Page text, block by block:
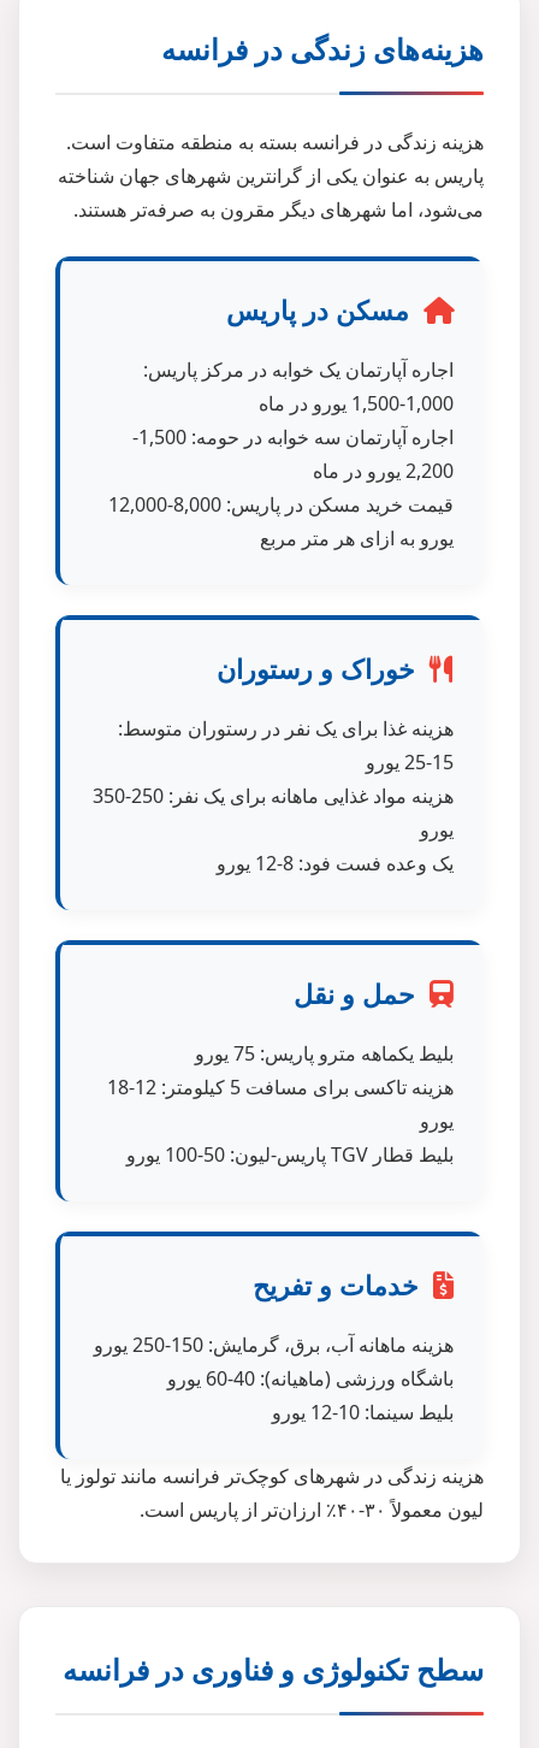
هزینه‌های زندگی در فرانسه
هزینه زندگی در فرانسه بسته به منطقه متفاوت است.
پاریس به عنوان یکی از گرانترین شهرهای جهان شناخته
می‌شود، اما شهرهای دیگر مقرون به صرفه‌تر هستند.
مسکن در پاریس
اجاره آپارتمان یک خوابه در مرکز پاریس:
1,000-1,500 یورو در ماه
اجاره آپارتمان سه خوابه در حومه: 1,500-
2,200 یورو در ماه
قیمت خرید مسکن در پاریس: 8,000-12,000
یورو به ازای هر متر مربع
خوراک و رستوران
هزینه غذا برای یک نفر در رستوران متوسط:
15-25 یورو
هزینه مواد غذایی ماهانه برای یک نفر: 250-350
یورو
یک وعده فست فود: 8-12 یورو
حمل و نقل
بلیط یکماهه مترو پاریس: 75 یورو
هزینه تاکسی برای مسافت 5 کیلومتر: 12-18
یورو
بلیط قطار TGV پاریس-لیون: 50-100 یورو
خدمات و تفریح
هزینه ماهانه آب، برق، گرمایش: 150-250 یورو
باشگاه ورزشی (ماهیانه): 40-60 یورو
بلیط سینما: 10-12 یورو
هزینه زندگی در شهرهای کوچک‌تر فرانسه مانند تولوز یا
لیون معمولاً ۳۰-۴۰٪ ارزان‌تر از پاریس است.
سطح تکنولوژی و فناوری در فرانسه